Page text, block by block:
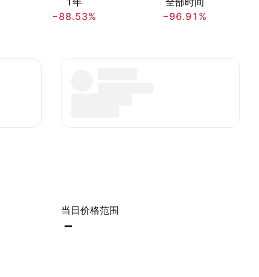
−88.53%
−96.91%
当日价格范围
–